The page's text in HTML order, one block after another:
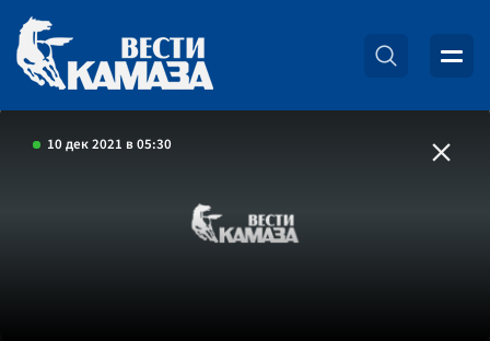
10 дек 2021 в 05:30